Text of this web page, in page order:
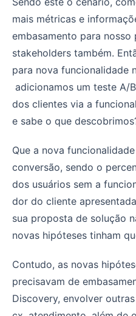
mais métricas e
embasamento para
stakeholders também.
para nova funcionalidade
adicionamos um teste A/
dos clientes via a
e sabe o que
Que a nova
conversão, sendo o
dos usuários sem a
dor do cliente
sua proposta de solução
novas hipóteses tinham
Contudo, as novas
precisavam de
Discovery, envolver